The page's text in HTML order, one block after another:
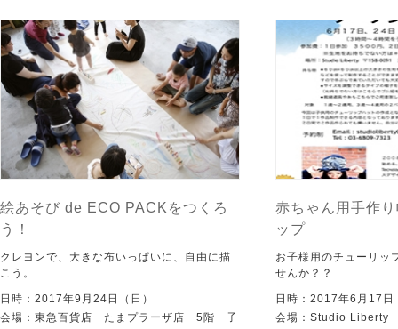
絵あそび de ECO PACKをつくろ
う！
クレヨンで、大きな布いっぱいに、自由に描
こう。
日時：2017年9月24日（日）
会場：東急百貨店 たまプラーザ店 5階 子
赤ちゃん用手作
ップ
お子様用のチューリッ
せんか？？
日時：2017年6月17日
会場：Studio Liberty